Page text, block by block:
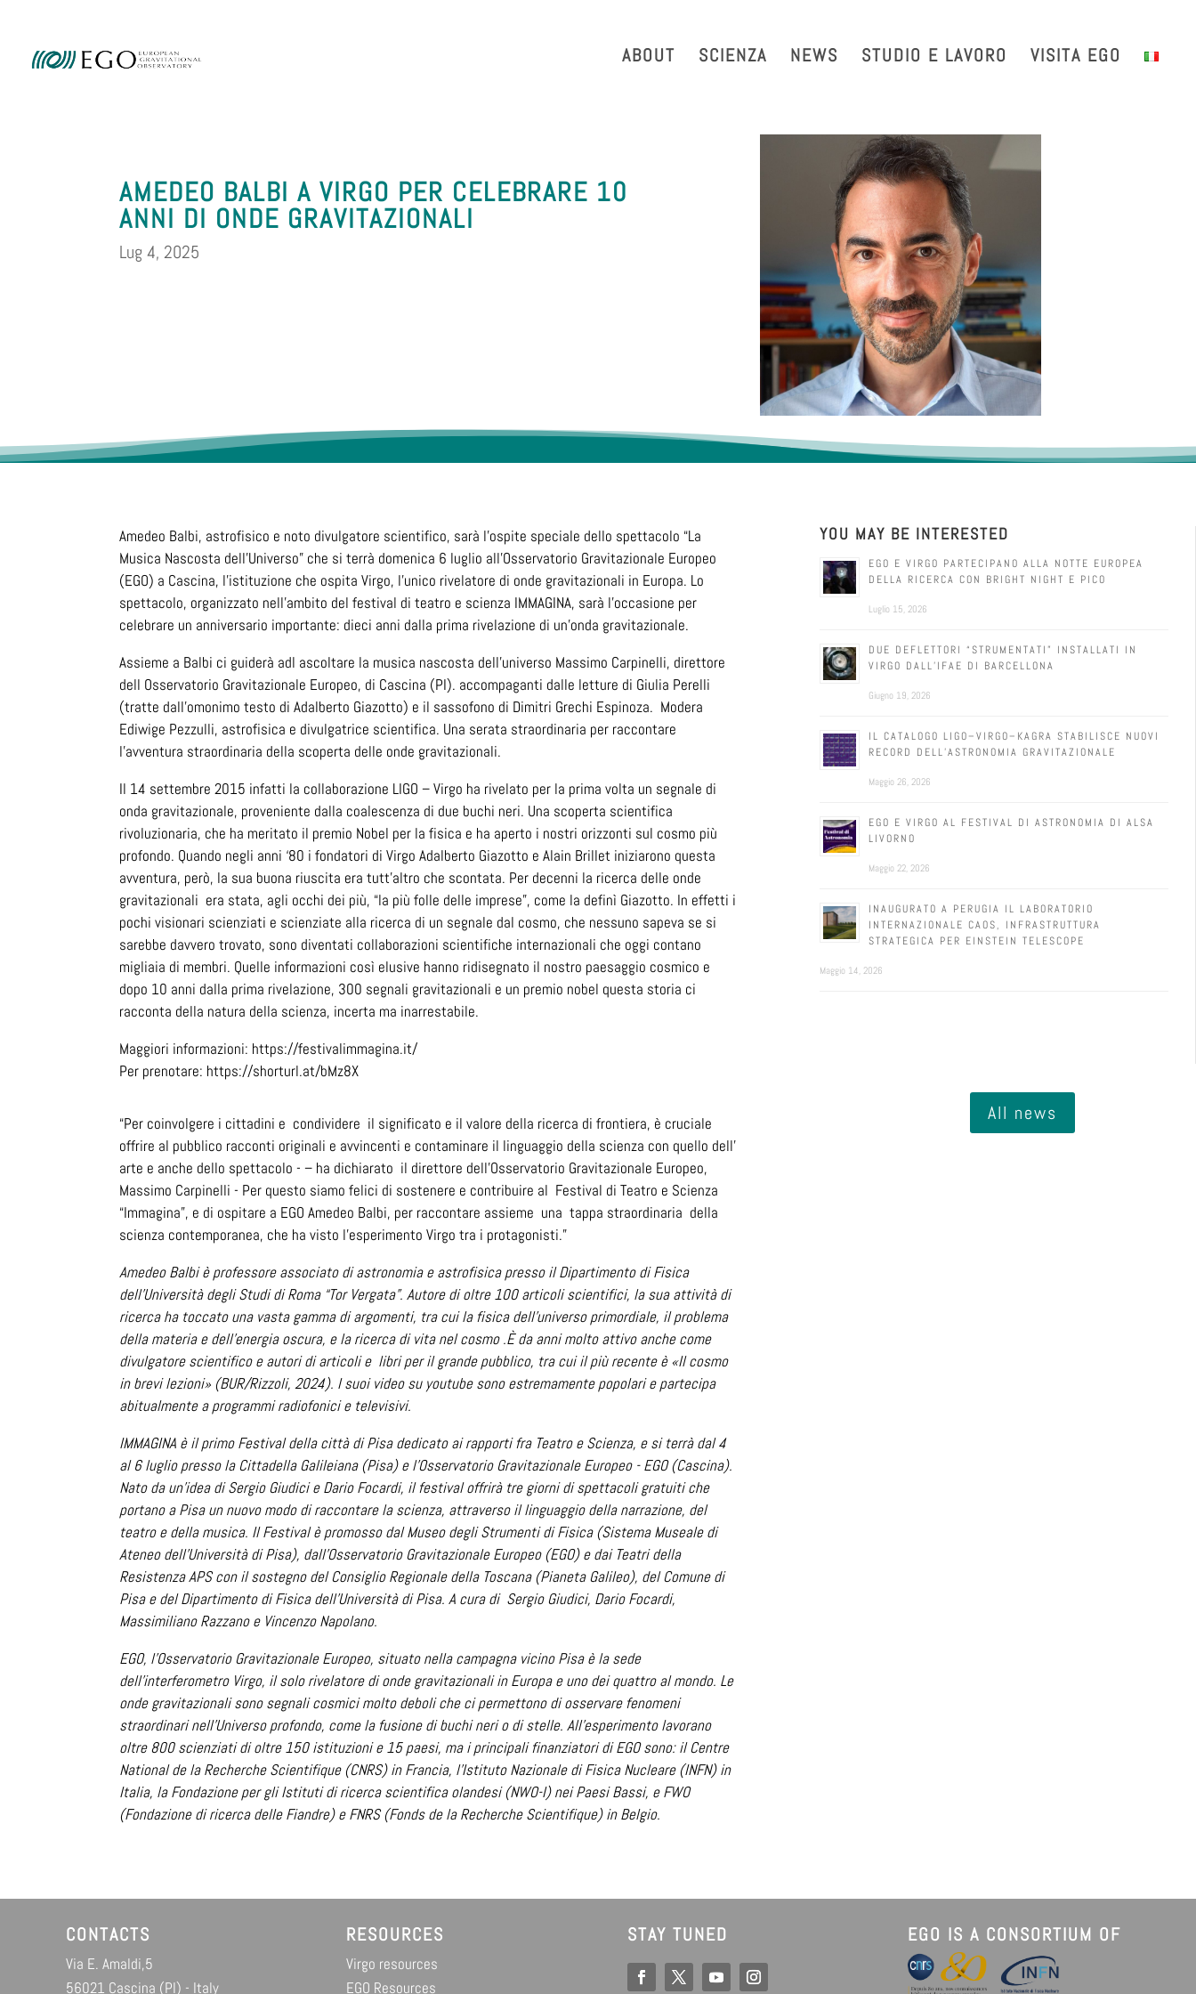
ABOUT SCIENZA NEWS STUDIO E LAVORO VISITA EGO
AMEDEO BALBI A VIRGO PER CELEBRARE 10
ANNI DI ONDE GRAVITAZIONALI
Lug 4, 2025
Amedeo Balbi, astrofisico e noto divulgatore scientifico, sarà l’ospite speciale dello spettacolo “La
Musica Nascosta dell’Universo” che si terrà domenica 6 luglio all’Osservatorio Gravitazionale Europeo
(EGO) a Cascina, l’istituzione che ospita Virgo, l’unico rivelatore di onde gravitazionali in Europa. Lo
spettacolo, organizzato nell’ambito del festival di teatro e scienza IMMAGINA, sarà l’occasione per
celebrare un anniversario importante: dieci anni dalla prima rivelazione di un’onda gravitazionale.
Assieme a Balbi ci guiderà adl ascoltare la musica nascosta dell’universo Massimo Carpinelli, direttore
dell Osservatorio Gravitazionale Europeo, di Cascina (PI). accompaganti dalle letture di Giulia Perelli
(tratte dall’omonimo testo di Adalberto Giazotto) e il sassofono di Dimitri Grechi Espinoza. Modera
Ediwige Pezzulli, astrofisica e divulgatrice scientifica. Una serata straordinaria per raccontare
l’avventura straordinaria della scoperta delle onde gravitazionali.
Il 14 settembre 2015 infatti la collaborazione LIGO – Virgo ha rivelato per la prima volta un segnale di
onda gravitazionale, proveniente dalla coalescenza di due buchi neri. Una scoperta scientifica
rivoluzionaria, che ha meritato il premio Nobel per la fisica e ha aperto i nostri orizzonti sul cosmo più
profondo. Quando negli anni ‘80 i fondatori di Virgo Adalberto Giazotto e Alain Brillet iniziarono questa
avventura, però, la sua buona riuscita era tutt’altro che scontata. Per decenni la ricerca delle onde
gravitazionali era stata, agli occhi dei più, “la più folle delle imprese”, come la definì Giazotto. In effetti i
pochi visionari scienziati e scienziate alla ricerca di un segnale dal cosmo, che nessuno sapeva se si
sarebbe davvero trovato, sono diventati collaborazioni scientifiche internazionali che oggi contano
migliaia di membri. Quelle informazioni così elusive hanno ridisegnato il nostro paesaggio cosmico e
dopo 10 anni dalla prima rivelazione, 300 segnali gravitazionali e un premio nobel questa storia ci
racconta della natura della scienza, incerta ma inarrestabile.
Maggiori informazioni: https://festivalimmagina.it/
Per prenotare: https://shorturl.at/bMz8X
“Per coinvolgere i cittadini e condividere il significato e il valore della ricerca di frontiera, è cruciale
offrire al pubblico racconti originali e avvincenti e contaminare il linguaggio della scienza con quello dell’
arte e anche dello spettacolo - – ha dichiarato il direttore dell’Osservatorio Gravitazionale Europeo,
Massimo Carpinelli - Per questo siamo felici di sostenere e contribuire al Festival di Teatro e Scienza
“Immagina”, e di ospitare a EGO Amedeo Balbi, per raccontare assieme una tappa straordinaria della
scienza contemporanea, che ha visto l’esperimento Virgo tra i protagonisti.”
Amedeo Balbi è professore associato di astronomia e astrofisica presso il Dipartimento di Fisica
dell’Università degli Studi di Roma “Tor Vergata”. Autore di oltre 100 articoli scientifici, la sua attività di
ricerca ha toccato una vasta gamma di argomenti, tra cui la fisica dell’universo primordiale, il problema
della materia e dell’energia oscura, e la ricerca di vita nel cosmo .È da anni molto attivo anche come
divulgatore scientifico e autori di articoli e libri per il grande pubblico, tra cui il più recente è «Il cosmo
in brevi lezioni» (BUR/Rizzoli, 2024). I suoi video su youtube sono estremamente popolari e partecipa
abitualmente a programmi radiofonici e televisivi.
IMMAGINA è il primo Festival della città di Pisa dedicato ai rapporti fra Teatro e Scienza, e si terrà dal 4
al 6 luglio presso la Cittadella Galileiana (Pisa) e l’Osservatorio Gravitazionale Europeo - EGO (Cascina).
Nato da un’idea di Sergio Giudici e Dario Focardi, il festival offrirà tre giorni di spettacoli gratuiti che
portano a Pisa un nuovo modo di raccontare la scienza, attraverso il linguaggio della narrazione, del
teatro e della musica. Il Festival è promosso dal Museo degli Strumenti di Fisica (Sistema Museale di
Ateneo dell’Università di Pisa), dall’Osservatorio Gravitazionale Europeo (EGO) e dai Teatri della
Resistenza APS con il sostegno del Consiglio Regionale della Toscana (Pianeta Galileo), del Comune di
Pisa e del Dipartimento di Fisica dell’Università di Pisa. A cura di Sergio Giudici, Dario Focardi,
Massimiliano Razzano e Vincenzo Napolano.
EGO, l’Osservatorio Gravitazionale Europeo, situato nella campagna vicino Pisa è la sede
dell’interferometro Virgo, il solo rivelatore di onde gravitazionali in Europa e uno dei quattro al mondo. Le
onde gravitazionali sono segnali cosmici molto deboli che ci permettono di osservare fenomeni
straordinari nell'Universo profondo, come la fusione di buchi neri o di stelle. All’esperimento lavorano
oltre 800 scienziati di oltre 150 istituzioni e 15 paesi, ma i principali finanziatori di EGO sono: il Centre
National de la Recherche Scientifique (CNRS) in Francia, l'Istituto Nazionale di Fisica Nucleare (INFN) in
Italia, la Fondazione per gli Istituti di ricerca scientifica olandesi (NWO-I) nei Paesi Bassi, e FWO
(Fondazione di ricerca delle Fiandre) e FNRS (Fonds de la Recherche Scientifique) in Belgio.
YOU MAY BE INTERESTED
EGO E VIRGO PARTECIPANO ALLA NOTTE EUROPEA
DELLA RICERCA CON BRIGHT NIGHT E PICO
Luglio 15, 2026
DUE DEFLETTORI “STRUMENTATI” INSTALLATI IN
VIRGO DALL’IFAE DI BARCELLONA
Giugno 19, 2026
IL CATALOGO LIGO–VIRGO–KAGRA STABILISCE NUOVI
RECORD DELL’ASTRONOMIA GRAVITAZIONALE
Maggio 26, 2026
EGO E VIRGO AL FESTIVAL DI ASTRONOMIA DI ALSA
LIVORNO
Maggio 22, 2026
INAUGURATO A PERUGIA IL LABORATORIO
INTERNAZIONALE CAOS, INFRASTRUTTURA
STRATEGICA PER EINSTEIN TELESCOPE
Maggio 14, 2026
All news
CONTACTS
Via E. Amaldi,5
56021 Cascina (PI) - Italy
RESOURCES
Virgo resources
EGO Resources
STAY TUNED EGO IS A CONSORTIUM OF